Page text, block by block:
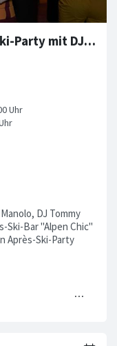
Jeweils am Samstag: Après-Ski-Party mit DJ im "Alpen Chic"
DJ Tommy
Ski-Bar "Alpen Chic"
Après-Ski-Party